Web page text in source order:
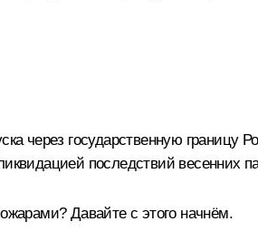
через государственную
последствий весенних
Давайте с этого начнём.